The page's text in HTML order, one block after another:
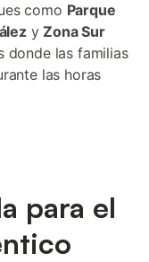
como Parque
yZona Sur
donde las familias
las horas
para el